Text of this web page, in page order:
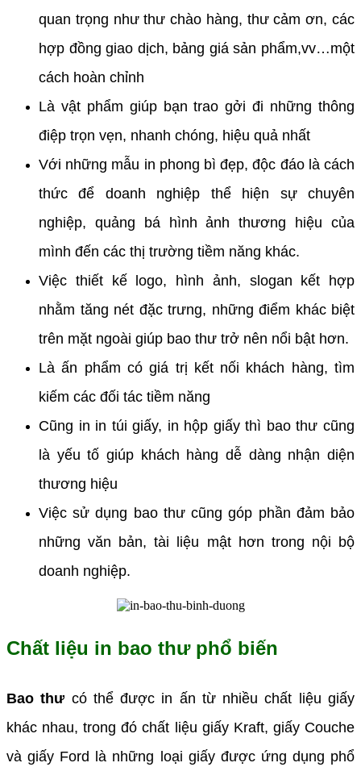
quan trọng như thư chào hàng, thư cảm ơn, các
hợp đồng giao dịch, bảng giá sản phẩm,vv…một
cách hoàn chỉnh
Là vật phẩm giúp bạn trao gởi đi những thông
điệp trọn vẹn, nhanh chóng, hiệu quả nhất
Với những mẫu in phong bì đẹp, độc đáo là cách
thức để doanh nghiệp thể hiện sự chuyên
nghiệp, quảng bá hình ảnh thương hiệu của
mình đến các thị trường tiềm năng khác.
Việc thiết kế logo, hình ảnh, slogan kết hợp
nhằm tăng nét đặc trưng, những điểm khác biệt
trên mặt ngoài giúp bao thư trở nên nổi bật hơn.
Là ấn phẩm có giá trị kết nối khách hàng, tìm
kiếm các đối tác tiềm năng
Cũng in in túi giấy, in hộp giấy thì bao thư cũng
là yếu tố giúp khách hàng dễ dàng nhận diện
thương hiệu
Việc sử dụng bao thư cũng góp phần đảm bảo
những văn bản, tài liệu mật hơn trong nội bộ
doanh nghiệp.
Chất liệu in bao thư phổ biến
Bao thư có thể được in ấn từ nhiều chất liệu giấy
khác nhau, trong đó chất liệu giấy Kraft, giấy Couche
và giấy Ford là những loại giấy được ứng dụng phổ